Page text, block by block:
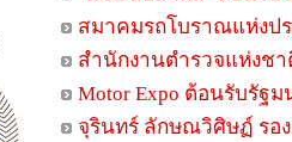
สมาคมรถโบราณแห่งป
สำนักงานตำรวจแห่งชา
Motor Expo ต้อนรับรัฐ
จุรินทร์ ลักษณวิศิษฏ์ รอ